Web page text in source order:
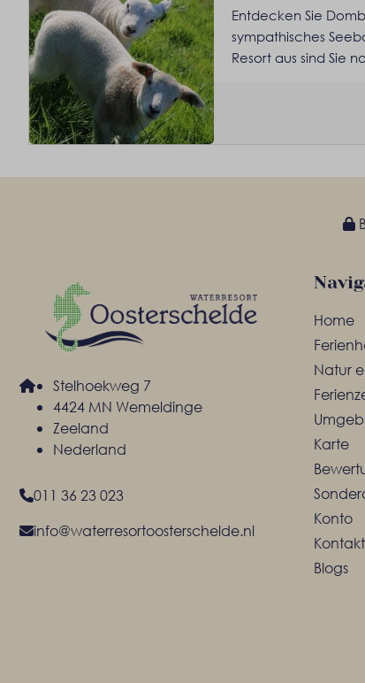
Entdecken Sie
sympathisches
Resort aus sind Sie
Stelhoekweg 7
4424 MN Wemeldinge
Zeeland
Nederland
011 36 23 023
info@waterresortoosterschelde.nl
Home
Natur
Karte
Konto
Kontakt
Blogs